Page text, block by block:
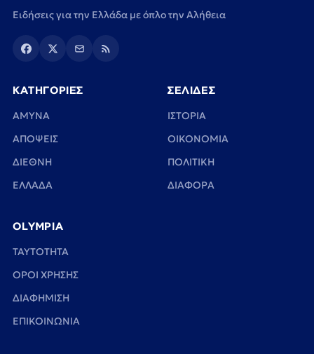
Ειδήσεις για την Ελλάδα με όπλο την Αλήθεια
ΚΑΤΗΓΟΡΙΕΣ
ΑΜΥΝΑ
ΑΠΟΨΕΙΣ
ΔΙΕΘΝΗ
ΕΛΛΑΔΑ
ΣΕΛΙΔΕΣ
ΙΣΤΟΡΙΑ
ΟΙΚΟΝΟΜΙΑ
ΠΟΛΙΤΙΚΗ
ΔΙΑΦΟΡΑ
OLYMPIA
TAYTOTHTA
ΟΡΟΙ ΧΡΗΣΗΣ
ΔΙΑΦΗΜΙΣΗ
ΕΠΙΚΟΙΝΩΝΙΑ